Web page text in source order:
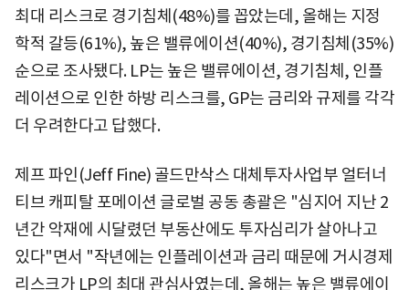
최대 리스크로 경기침체(48%)를 꼽았는데, 올해는 지정
학적 갈등(61%), 높은 밸류에이션(40%), 경기침체(35%)
순으로 조사됐다. LP는 높은 밸류에이션, 경기침체, 인플
레이션으로 인한 하방 리스크를, GP는 금리와 규제를 각각
더 우려한다고 답했다.
제프 파인(Jeff Fine) 골드만삭스 대체투자사업부 얼터너
티브 캐피탈 포메이션 글로벌 공동 총괄은 "심지어 지난 2
년간 악재에 시달렸던 부동산에도 투자심리가 살아나고
있다"면서 "작년에는 인플레이션과 금리 때문에 거시경제
리스크가 LP의 최대 관심사였는데, 올해는 높은 밸류에이